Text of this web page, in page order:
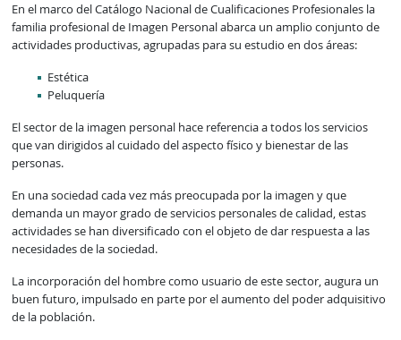
En el marco del Catálogo Nacional de Cualificaciones Profesionales la
familia profesional de Imagen Personal abarca un amplio conjunto de
actividades productivas, agrupadas para su estudio en dos áreas:
Estética
Peluquería
El sector de la imagen personal hace referencia a todos los servicios
que van dirigidos al cuidado del aspecto físico y bienestar de las
personas.
En una sociedad cada vez más preocupada por la imagen y que
demanda un mayor grado de servicios personales de calidad, estas
actividades se han diversificado con el objeto de dar respuesta a las
necesidades de la sociedad.
La incorporación del hombre como usuario de este sector, augura un
buen futuro, impulsado en parte por el aumento del poder adquisitivo
de la población.